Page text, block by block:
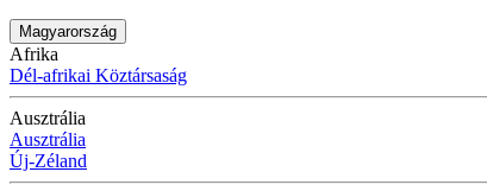
Magyarország
Afrika
Dél-afrikai Köztársaság
Ausztrália
Ausztrália
Új-Zéland